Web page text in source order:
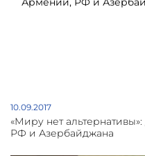
10.09.2017
«Миру нет
РФ и Азербайджана